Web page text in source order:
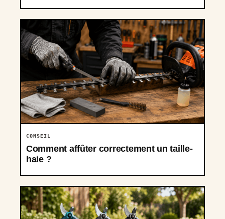
CONSEIL
Comment affûter correctement un taille-
haie ?